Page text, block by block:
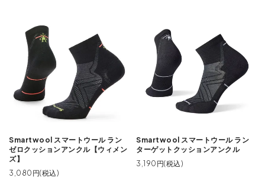
Smartwool スマートウール ラン
ゼロクッションアンクル【ウィメン
ズ】
3,080円(税込)
Smartwool スマートウール ラン
ターゲットクッションアンクル
3,190円(税込)